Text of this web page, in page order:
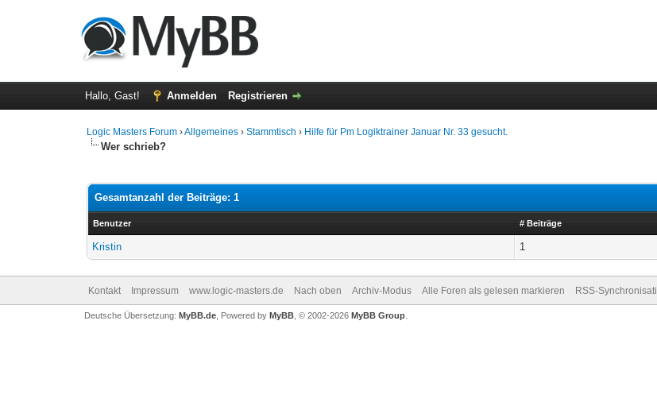
Hallo, Gast! Anmelden Registrieren
Logic Masters Forum ›Allgemeines ›Stammtisch › Hilfe für Pm Logiktrainer Januar Nr. 33 gesucht.
Wer schrieb?
Gesamtanzahl der Beiträge: 1
Benutzer # Beiträge
Kristin 1
Kontakt Impressum www.logic-masters.de Nach oben Archiv-Modus Alle Foren als gelesen markieren RSS-
Deutsche Übersetzung: MyBB.de, Powered by MyBB, © 2002-2026 MyBB Group.